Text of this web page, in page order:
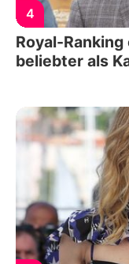
4
Royal-
beliebter als